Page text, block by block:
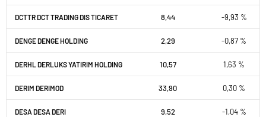
DCTTR DCT TRADING DIS TICARET 8,44 -9,93 %
DENGE DENGE HOLDING 2,29 -0,87 %
DERHL DERLUKS YATIRIM HOLDING 10,57 1,63 %
DERIM DERIMOD 33,90 0,30 %
DESA DESA DERI 9,52 -1,04 %